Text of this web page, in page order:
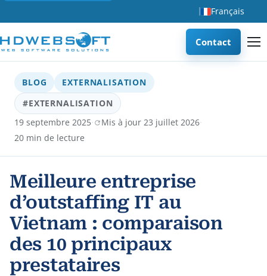
Français
Contact
BLOG
EXTERNALISATION
#EXTERNALISATION
19 septembre 2025· Mis à jour 23 juillet 2026·
20 min de lecture
Meilleure entreprise
d’outstaffing IT au
Vietnam : comparaison
des 10 principaux
prestataires